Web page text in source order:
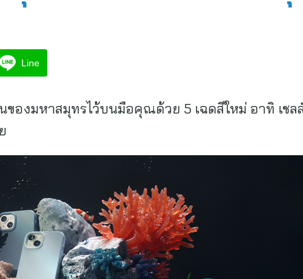
Line
องมหาสมุทรไว้บนมือคุณด้วย 5 เฉดสีใหม่ อาทิ เชล